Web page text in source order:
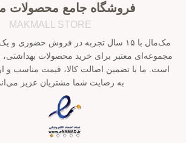
فروشگاه جامع محصولات
MAKMALL STORE
مک‌مال با ۱۵ سال تجربه در فروش حضوری
مجموعه‌ای معتبر برای خرید محصولات بهداشتی،
است. ما با تضمین اصالت کالا، قیمت مناسب و
به رضایت شما مشتریان عزیز